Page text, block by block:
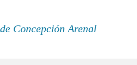
Concepción Arenal